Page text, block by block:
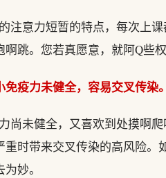
注意力短暂的特点，每次上
跳。您若真愿意，就阿Q些权
疫力未健全，容易交叉传染。
尚未健全，又喜欢到处摸啊
重时带来交叉传染的高风险
妙。